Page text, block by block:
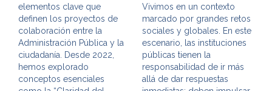
elementos clave que
definen los proyectos de
colaboración entre la
Administración Pública y la
ciudadanía. Desde 2022,
hemos explorado
conceptos esenciales
Vivimos en un contexto
marcado por grandes retos
sociales y globales. En este
escenario, las instituciones
públicas tienen la
responsabilidad de ir más
allá de dar respuestas